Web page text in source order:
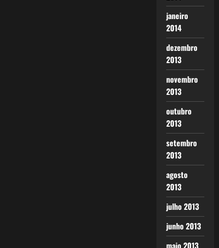
janeiro
2014
dezembro
2013
novembro
2013
outubro
2013
setembro
2013
agosto
2013
julho 2013
junho 2013
maio 2013